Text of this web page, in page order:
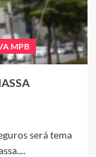
MPB
será tema